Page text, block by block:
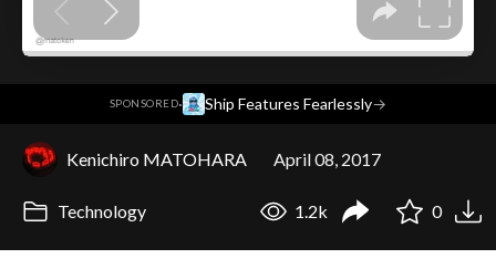
SPONSORED· Ship Features Fearlessly→
Kenichiro MATOHARA April 08, 2017
Technology 1.2k 0